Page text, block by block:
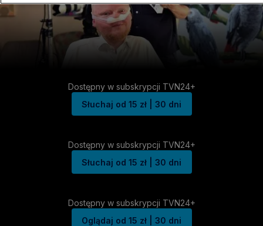
Dostępny w subskrypcji TVN24+
Słuchaj od 15 zł | 30 dni
Dostępny w subskrypcji TVN24+
Słuchaj od 15 zł | 30 dni
Dostępny w subskrypcji TVN24+
Oglądaj od 15 zł | 30 dni